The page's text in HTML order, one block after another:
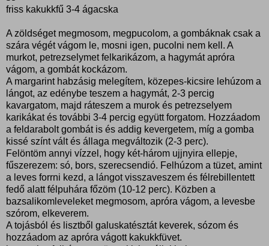
friss kakukkfű 3-4 ágacska
A zöldséget megmosom, megpucolom, a gombáknak csak a
szára végét vágom le, mosni igen, pucolni nem kell. A
murkot, petrezselymet felkarikázom, a hagymát apróra
vágom, a gombát kockázom.
A margarint habzásig melegítem, közepes-kicsire lehúzom a
lángot, az edénybe teszem a hagymát, 2-3 percig
kavargatom, majd ráteszem a murok és petrezselyem
karikákat és további 3-4 percig együtt forgatom. Hozzáadom
a feldarabolt gombát is és addig kevergetem, míg a gomba
kissé színt vált és állaga megváltozik (2-3 perc).
Felöntöm annyi vízzel, hogy két-három ujjnyira ellepje,
fűszerezem: só, bors, szerecsendió. Felhúzom a tüzet, amint
a leves forrni kezd, a lángot visszaveszem és félrebillentett
fedő alatt félpuhára főzöm (10-12 perc). Közben a
bazsalikomleveleket megmosom, apróra vágom, a levesbe
szórom, elkeverem.
A tojásból és lisztből galuskatésztát keverek, sózom és
hozzáadom az apróra vágott kakukkfüvet.